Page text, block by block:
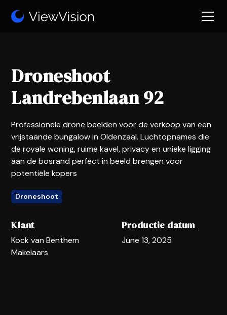
Droneshoot
Landrebenlaan 92
Professionele drone beelden voor de verkoop van een
vrijstaande bungalow in Oldenzaal. Luchtopnames die
de royale woning, ruime kavel, privacy en unieke ligging
aan de bosrand perfect in beeld brengen voor
potentiële kopers
Droneshoot
Klant
Kock van Benthem
Makelaars
Productie datum
June 13, 2025